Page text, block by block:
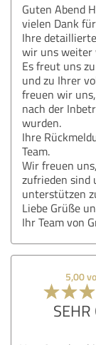
Guten Abend
vielen Dank
Ihre
wir uns weiter
Es freut uns
und zu Ihrer
freuen wir
nach der
wurden.
Ihre
Team.
Wir freuen
zufrieden sind
unterstützen
Liebe Grüße
Ihr Team von
5,00
SEHR